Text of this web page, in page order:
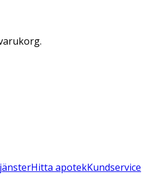
Hitta apotekKundservice